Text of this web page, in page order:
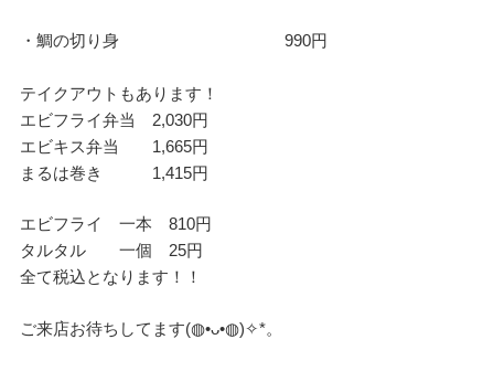
・鯛の切り身 990円
テイクアウトもあります！
エビフライ弁当 2,030円
エビキス弁当 1,665円
まるは巻き 1,415円
エビフライ 一本 810円
タルタル 一個 25円
全て税込となります！！
ご来店お待ちしてます(⁠◍⁠•⁠ᴗ⁠•⁠◍⁠)⁠✧⁠*⁠。